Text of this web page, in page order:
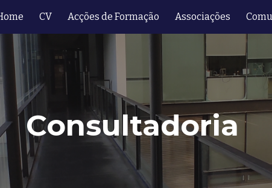
to main content Skip to
CV Acções de Formação Associações
Consultadoria